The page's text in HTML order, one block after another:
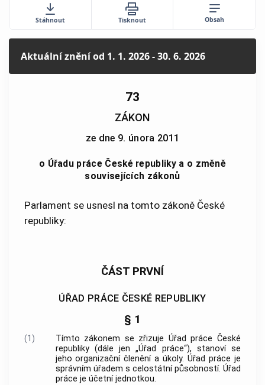
Stáhnout Tisknout Obsah
Aktuální zněníod 1. 1. 2026 - 30. 6. 2026
73
ZÁKON
ze dne 9. února 2011
o Úřadu práce České republiky a o změně
souvisejících zákonů
Parlament se usnesl na tomto zákoně České
republiky:
ČÁST PRVNÍ
ÚŘAD PRÁCE ČESKÉ REPUBLIKY
§ 1
(1)
Tímto zákonem se zřizuje Úřad práce České
republiky (dále jen „Úřad práce“), stanoví se
jeho organizační členění a úkoly. Úřad práce je
správním úřadem s celostátní působností. Úřad
práce je účetní jednotkou.